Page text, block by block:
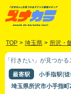
TOP > 埼玉県 > 所沢・
「行きたい」が見つか
最寄駅 小手指駅(
埼玉県所沢市小手指